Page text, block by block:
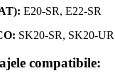
E20-SR, E22-SR
SK20-SR, SK20-UR
compatibile: